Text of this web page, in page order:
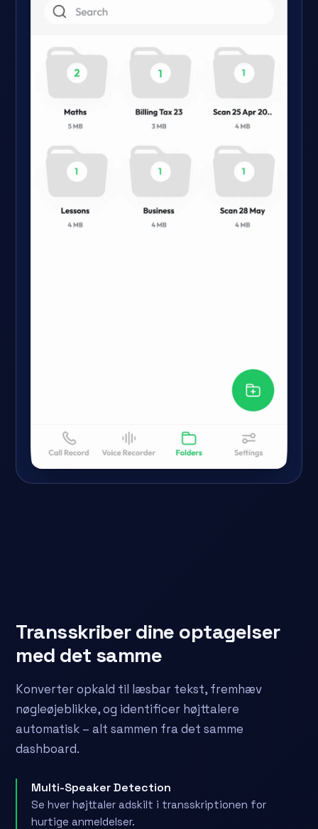
Transskriber dine optagelser
med det samme
Konverter opkald til læsbar tekst, fremhæv
nøgleøjeblikke, og identificer højttalere
automatisk – alt sammen fra det samme
dashboard.
Multi-Speaker Detection
Se hver højttaler adskilt i transskriptionen for
hurtige anmeldelser.